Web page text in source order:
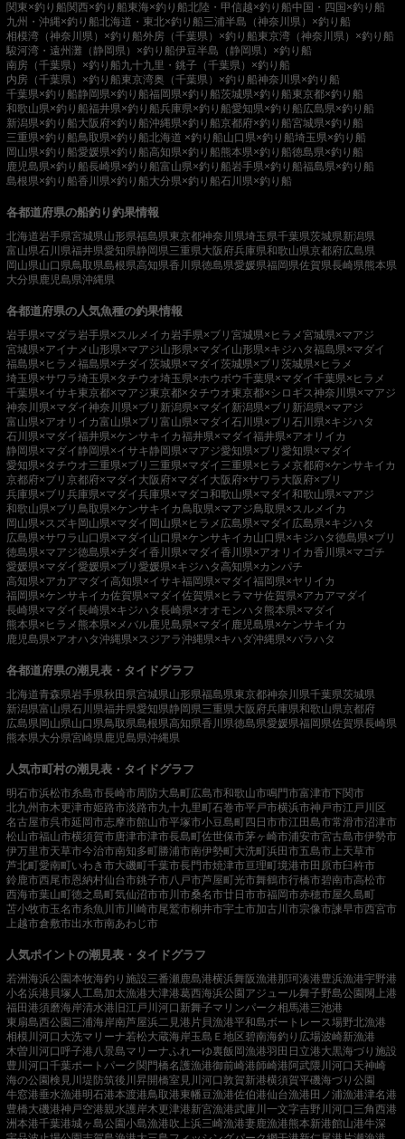
関東×釣り船関西×釣り船東海×釣り船北陸・甲信越×釣り船中国・四国×釣り船
九州・沖縄×釣り船北海道・東北×釣り船三浦半島（神奈川県）×釣り船
相模湾（神奈川県）×釣り船外房（千葉県）×釣り船東京湾（神奈川県）×釣り船
駿河湾・遠州灘（静岡県）×釣り船伊豆半島（静岡県）×釣り船
南房（千葉県）×釣り船九十九里・銚子（千葉県）×釣り船
内房（千葉県）×釣り船東京湾奥（千葉県）×釣り船神奈川県×釣り船
千葉県×釣り船静岡県×釣り船福岡県×釣り船茨城県×釣り船東京都×釣り船
和歌山県×釣り船福井県×釣り船兵庫県×釣り船愛知県×釣り船広島県×釣り船
新潟県×釣り船大阪府×釣り船沖縄県×釣り船京都府×釣り船宮城県×釣り船
三重県×釣り船鳥取県×釣り船北海道 ×釣り船山口県×釣り船埼玉県×釣り船
岡山県×釣り船愛媛県×釣り船高知県×釣り船熊本県×釣り船徳島県×釣り船
鹿児島県×釣り船長崎県×釣り船富山県×釣り船岩手県×釣り船福島県×釣り船
島根県×釣り船香川県×釣り船大分県×釣り船石川県×釣り船
各都道府県の船釣り釣果情報
北海道岩手県宮城県山形県福島県東京都神奈川県埼玉県千葉県茨城県新潟県
富山県石川県福井県愛知県静岡県三重県大阪府兵庫県和歌山県京都府広島県
岡山県山口県鳥取県島根県高知県香川県徳島県愛媛県福岡県佐賀県長崎県熊本県
大分県鹿児島県沖縄県
各都道府県の人気魚種の釣果情報
岩手県×マダラ岩手県×スルメイカ岩手県×ブリ 宮城県×ヒラメ宮城県×マアジ
宮城県×アイナメ 山形県×マアジ山形県×マダイ 山形県×キジハタ福島県×マダイ
福島県×ヒラメ福島県×チダイ茨城県×マダイ茨城県×ブリ 茨城県×ヒラメ
埼玉県×サワラ埼玉県×タチウオ埼玉県×ホウボウ千葉県×マダイ千葉県×ヒラメ
千葉県×イサキ東京都×マアジ東京都×タチウオ東京都×シロギス神奈川県×マアジ
神奈川県×マダイ神奈川県×ブリ 新潟県×マダイ 新潟県×ブリ 新潟県×マアジ
富山県×アオリイカ富山県×ブリ 富山県×マダイ石川県×ブリ 石川県×キジハタ
石川県×マダイ福井県×ケンサキイカ福井県×マダイ福井県×アオリイカ
静岡県×マダイ 静岡県×イサキ静岡県×マアジ愛知県×ブリ 愛知県×マダイ
愛知県×タチウオ三重県×ブリ 三重県×マダイ 三重県×ヒラメ京都府×ケンサキイカ
京都府×ブリ 京都府×マダイ 大阪府×マダイ 大阪府×サワラ 大阪府×ブリ
兵庫県×ブリ 兵庫県×マダイ兵庫県×マダコ和歌山県×マダイ和歌山県×マアジ
和歌山県×ブリ 鳥取県×ケンサキイカ鳥取県×マアジ鳥取県×スルメイカ
岡山県×スズキ 岡山県×マダイ 岡山県×ヒラメ 広島県×マダイ 広島県×キジハタ
広島県×サワラ 山口県×マダイ 山口県×ケンサキイカ 山口県×キジハタ徳島県×ブリ
徳島県×マアジ徳島県×チダイ香川県×マダイ香川県×アオリイカ香川県×マゴチ
愛媛県×マダイ愛媛県×ブリ 愛媛県×キジハタ高知県×カンパチ
高知県×アカアマダイ高知県×イサキ福岡県×マダイ福岡県×ヤリイカ
福岡県×ケンサキイカ佐賀県×マダイ佐賀県×ヒラマサ佐賀県×アカアマダイ
長崎県×マダイ長崎県×キジハタ長崎県×オオモンハタ 熊本県×マダイ
熊本県×ヒラメ 熊本県×メバル鹿児島県×マダイ 鹿児島県×ケンサキイカ
鹿児島県×アオハタ沖縄県×スジアラ沖縄県×キハダ沖縄県×バラハタ
各都道府県の潮見表・タイドグラフ
北海道青森県岩手県秋田県宮城県山形県福島県東京都神奈川県千葉県茨城県
新潟県富山県石川県福井県愛知県静岡県三重県大阪府兵庫県和歌山県京都府
広島県岡山県山口県鳥取県島根県高知県香川県徳島県愛媛県福岡県佐賀県長崎県
熊本県大分県宮崎県鹿児島県沖縄県
人気市町村の潮見表・タイドグラフ
明石市浜松市糸島市長崎市周防大島町広島市和歌山市鳴門市富津市下関市
北九州市木更津市姫路市淡路市九十九里町石巻市平戸市横浜市神戸市江戸川区
名古屋市呉市延岡市志摩市館山市平塚市小豆島町四日市市江田島市常滑市沼津市
松山市福山市横須賀市唐津市津市長島町佐世保市茅ヶ崎市浦安市宮古島市伊勢市
伊万里市天草市今治市南知多町勝浦市南伊勢町大洗町浜田市五島市 上天草市
芦北町愛南町いわき市大磯町千葉市長門市焼津市亘理町境港市田原市臼杵市
鈴鹿市西尾市恩納村仙台市銚子市八戸市芦屋町光市舞鶴市行橋市碧南市高松市
西海市葉山町徳之島町気仙沼市市川市桑名市廿日市市福岡市赤穂市屋久島町
苫小牧市玉名市糸魚川市川崎市尾鷲市柳井市宇土市加古川市宗像市諫早市西宮市
上越市倉敷市出水市南あわじ市
人気ポイントの潮見表・タイドグラフ
若洲海浜公園本牧海釣り施設三番瀬鹿島港横浜舞阪漁港那珂湊港豊浜漁港宇野港
小名浜港 貝塚人工島加太漁港大津港葛西海浜公園 アジュール舞子野島公園 閖上港
福田港須磨海岸清水港 旧江戸川河口 新舞子マリンパーク相馬港三池港
東扇島西公園 三浦海岸南芦屋浜二見港 片貝漁港平和島ボートレース場野北漁港
相模川河口 大洗マリーナ若松大蔵海岸玉島Ｅ地区碧南海釣り広場波崎新漁港
木曽川河口呼子港八景島マリーナふれーゆ裏飯岡漁港羽田 日立港大黒海づり施設
豊川河口千葉ポートパーク 関門橋名護漁港御前崎港師崎港 阿武隈川河口 天神崎
海の公園検見川堤防筑後川昇開橋室見川河口敦賀新港横須賀平磯海づり公園
牛窓港垂水漁港明石港本渡港鳥取港東幡豆漁港佐伯港仙台漁港 田ノ浦漁港津名港
豊橋大磯港神戸空港親水護岸木更津港新宮漁港武庫川一文字吉野川河口 三角西港
洲本港千葉港城ヶ島公園小島漁港吹上浜三崎漁港妻鹿漁港熊本新港館山港牛深